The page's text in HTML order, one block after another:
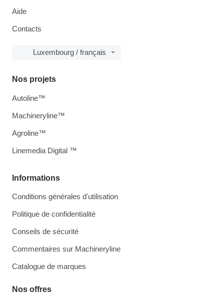
Aide
Contacts
Luxembourg / français
Informations
Conditions générales d'utilisation
Politique de confidentialité
Conseils de sécurité
Commentaires sur Machineryline
Catalogue de marques
Nos offres
Nos projets
Autoline™
Machineryline™
Agroline™
Linemedia Digital ™